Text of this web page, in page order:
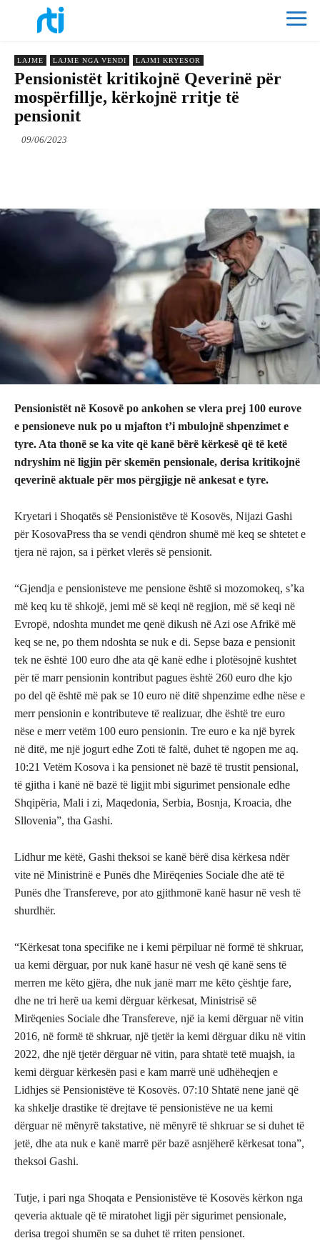
LAJME LAJME NGA VENDI LAJMI KRYESOR
Pensionistët kritikojnë Qeverinë për
mospërfillje, kërkojnë rritje të
pensionit
09/06/2023
Pensionistët në Kosovë po ankohen se vlera prej 100 eurove
e pensioneve nuk po u mjafton t’i mbulojnë shpenzimet e
tyre. Ata thonë se ka vite që kanë bërë kërkesë që të ketë
ndryshim në ligjin për skemën pensionale, derisa kritikojnë
qeverinë aktuale për mos përgjigje në ankesat e tyre.
Kryetari i Shoqatës së Pensionistëve të Kosovës, Nijazi Gashi
për KosovaPress tha se vendi qëndron shumë më keq se shtetet e
tjera në rajon, sa i përket vlerës së pensionit.
“Gjendja e pensionisteve me pensione është si mozomokeq, s’ka
më keq ku të shkojë, jemi më së keqi në regjion, më së keqi në
Evropë, ndoshta mundet me qenë dikush në Azi ose Afrikë më
keq se ne, po them ndoshta se nuk e di. Sepse baza e pensionit
tek ne është 100 euro dhe ata që kanë edhe i plotësojnë kushtet
për të marr pensionin kontribut pagues është 260 euro dhe kjo
po del që është më pak se 10 euro në ditë shpenzime edhe nëse e
merr pensionin e kontributeve të realizuar, dhe është tre euro
nëse e merr vetëm 100 euro pensionin. Tre euro e ka një byrek
në ditë, me një jogurt edhe Zoti të faltë, duhet të ngopen me aq.
10:21 Vetëm Kosova i ka pensionet në bazë të trustit pensional,
të gjitha i kanë në bazë të ligjit mbi sigurimet pensionale edhe
Shqipëria, Mali i zi, Maqedonia, Serbia, Bosnja, Kroacia, dhe
Sllovenia”, tha Gashi.
Lidhur me këtë, Gashi theksoi se kanë bërë disa kërkesa ndër
vite në Ministrinë e Punës dhe Mirëqenies Sociale dhe atë të
Punës dhe Transfereve, por ato gjithmonë kanë hasur në vesh të
shurdhër.
“Kërkesat tona specifike ne i kemi përpiluar në formë të shkruar,
ua kemi dërguar, por nuk kanë hasur në vesh që kanë sens të
merren me këto gjëra, dhe nuk janë marr me këto çështje fare,
dhe ne tri herë ua kemi dërguar kërkesat, Ministrisë së
Mirëqenies Sociale dhe Transfereve, një ia kemi dërguar në vitin
2016, në formë të shkruar, një tjetër ia kemi dërguar diku në vitin
2022, dhe një tjetër dërguar në vitin, para shtatë tetë muajsh, ia
kemi dërguar kërkesën pasi e kam marrë unë udhëheqjen e
Lidhjes së Pensionistëve të Kosovës. 07:10 Shtatë nene janë që
ka shkelje drastike të drejtave të pensionistëve ne ua kemi
dërguar në mënyrë takstative, në mënyrë të shkruar se si duhet të
jetë, dhe ata nuk e kanë marrë për bazë asnjëherë kërkesat tona”,
theksoi Gashi.
Tutje, i pari nga Shoqata e Pensionistëve të Kosovës kërkon nga
qeveria aktuale që të miratohet ligji për sigurimet pensionale,
derisa tregoi shumën se sa duhet të rriten pensionet.